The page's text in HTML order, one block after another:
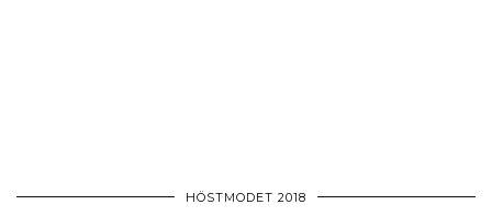
HÖSTMODET 2018